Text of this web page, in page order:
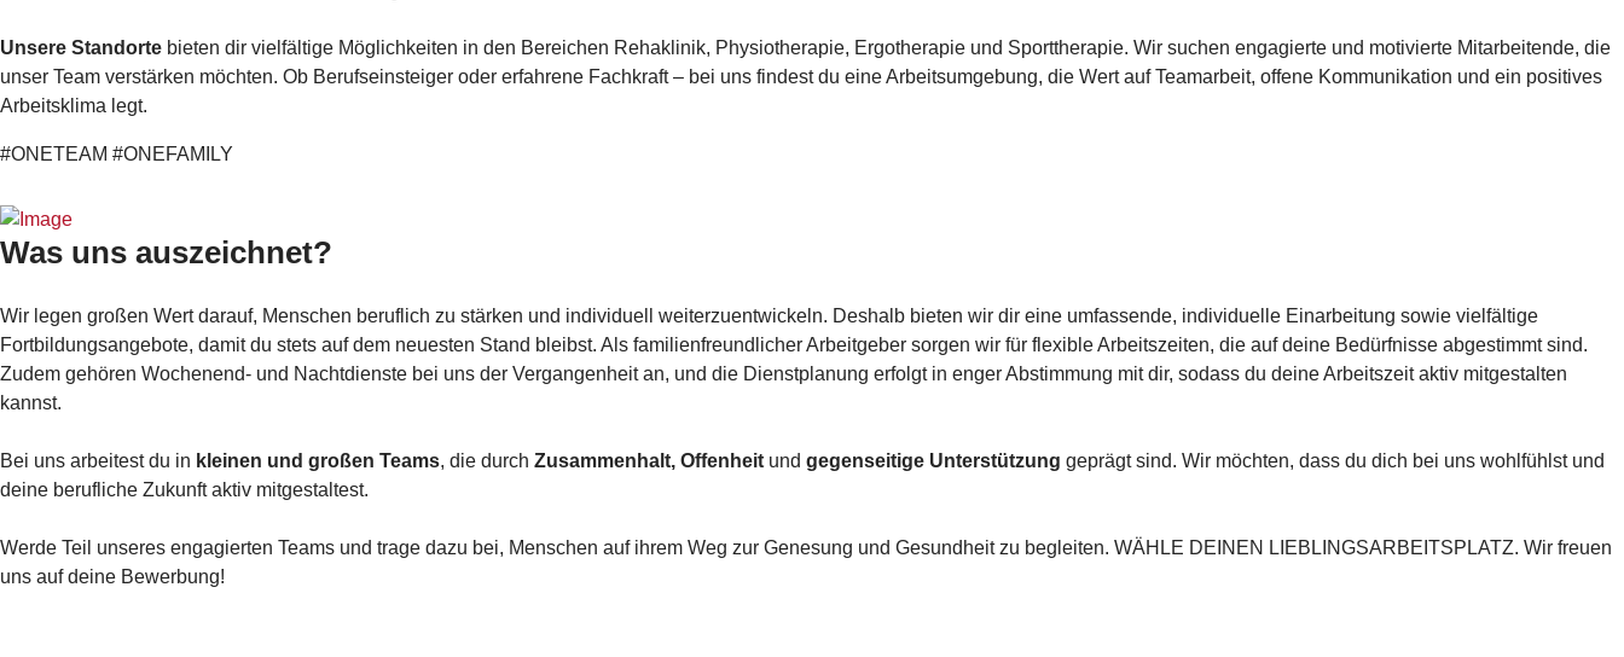
Unsere Standorte bieten dir vielfältige Möglichkeiten in den Bereichen Rehaklinik, Physiotherapie, Ergotherapie und Sporttherapie. Wir suchen engagierte und motivierte Mitarbeitende, die
unser Team verstärken möchten. Ob Berufseinsteiger oder erfahrene Fachkraft – bei uns findest du eine Arbeitsumgebung, die Wert auf Teamarbeit, offene Kommunikation und ein positives
Arbeitsklima legt.
#ONETEAM #ONEFAMILY
Was uns auszeichnet?
Wir legen großen Wert darauf, Menschen beruflich zu stärken und individuell weiterzuentwickeln. Deshalb bieten wir dir eine umfassende, individuelle Einarbeitung sowie vielfältige
Fortbildungsangebote, damit du stets auf dem neuesten Stand bleibst. Als familienfreundlicher Arbeitgeber sorgen wir für flexible Arbeitszeiten, die auf deine Bedürfnisse abgestimmt sind.
Zudem gehören Wochenend- und Nachtdienste bei uns der Vergangenheit an, und die Dienstplanung erfolgt in enger Abstimmung mit dir, sodass du deine Arbeitszeit aktiv mitgestalten
kannst.
Bei uns arbeitest du in kleinen und großen Teams, die durch Zusammenhalt, Offenheit und gegenseitige Unterstützung geprägt sind. Wir möchten, dass du dich bei uns wohlfühlst und
deine berufliche Zukunft aktiv mitgestaltest.
Werde Teil unseres engagierten Teams und trage dazu bei, Menschen auf ihrem Weg zur Genesung und Gesundheit zu begleiten. WÄHLE DEINEN LIEBLINGSARBEITSPLATZ. Wir freuen
uns auf deine Bewerbung!